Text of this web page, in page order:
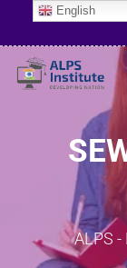
ALPS
English